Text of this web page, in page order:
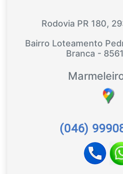
Rodovia PR 180,
Bairro Loteamento
Branca -
(046)